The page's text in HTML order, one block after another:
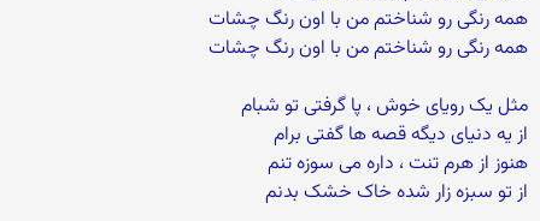
همه رنگی رو شناختم من با اون رنگ چشات
همه رنگی رو شناختم من با اون رنگ چشات
مثل یک رویای خوش ، پا گرفتی تو شبام
از یه دنیای دیگه قصه ها گفتی برام
هنوز از هرم تنت ، داره می سوزه تنم
از تو سبزه زار شده خاک خشک بدنم